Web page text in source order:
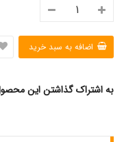
به اشتراک گذاشتن این